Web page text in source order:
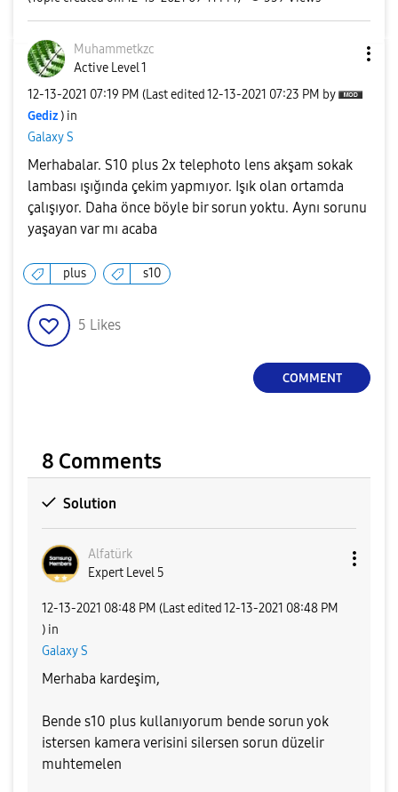
Muhammetkzc
Active Level 1
‎12-13-2021 07:19 PM (Last edited ‎12-13-2021 07:23 PM by
Gediz ) in
Galaxy S
Merhabalar. S10 plus 2x telephoto lens akşam sokak
lambası ışığında çekim yapmıyor. Işık olan ortamda
çalışıyor. Daha önce böyle bir sorun yoktu. Aynı sorunu
yaşayan var mı acaba
plus s10
5 Likes
COMMENT
8 Comments
Solution
Alfatürk
Expert Level 5
‎12-13-2021 08:48 PM (Last edited ‎12-13-2021 08:48 PM
) in
Galaxy S
Merhaba kardeşim,
Bende s10 plus kullanıyorum bende sorun yok
istersen kamera verisini silersen sorun düzelir
muhtemelen